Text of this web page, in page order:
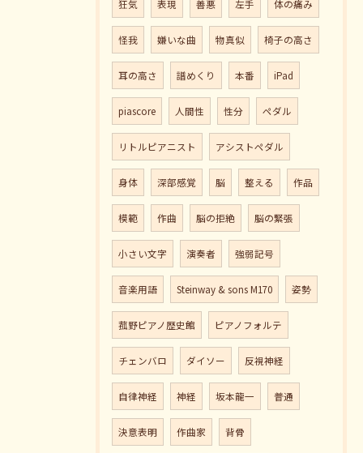
狂気 表現 善悪 左手 体の痛み
怪我 嫌いな曲 物真似 椅子の高さ
耳の高さ 譜めくり 本番 iPad
piascore 人間性 性分 ペダル
リトルピアニスト アシストペダル
身体 深部感覚 脳 整える 作品
模範 作曲 脳の拒絶 脳の緊張
小さい文字 演奏者 強弱記号
音楽用語 Steinway & sons M170 姿勢
菰野ピアノ歴史館 ピアノフォルテ
チェンバロ ダイソー 反視神経
自律神経 神経 坂本龍一 普通
決意表明 作曲家 背骨